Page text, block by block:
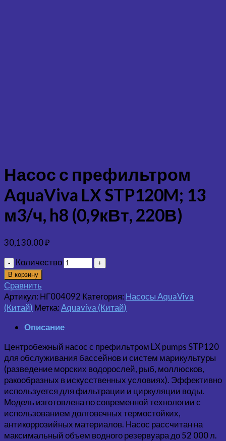
Насос с префильтром
AquaViva LX STP120M; 13
м3/ч, h8 (0,9кВт, 220В)
30,130.00₽
Количество
В корзину
Сравнить
Артикул: НГ004092 Категория: Насосы AquaViva
(Китай) Метка:Aquaviva (Китай)
Описание
Центробежный насос с префильтром LX pumps STP120
для обслуживания бассейнов и систем марикультуры
(разведение морских водорослей, рыб, моллюсков,
ракообразных в искусственных условиях). Эффективно
используется для фильтрации и циркуляции воды.
Модель изготовлена по современной технологии с
использованием долговечных термостойких,
антикоррозийных материалов. Насос рассчитан на
максимальный объем водного резервуара до 52 000 л.